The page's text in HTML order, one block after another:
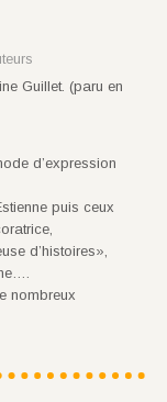
Guillet. (paru en
d’expression
puis ceux
d’histoires»,
nombreux